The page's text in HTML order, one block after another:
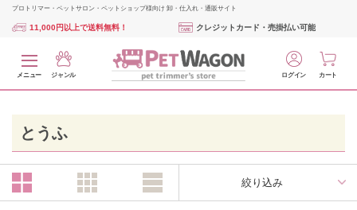
プロトリマー・ペットサロン・ペットショップ様向け 卸・仕入れ・通販サイト
11,000円以上で送料無料！ クレジットカード・売掛払い可能
メニュー ジャンル ログイン カート
とうふ
絞り込み